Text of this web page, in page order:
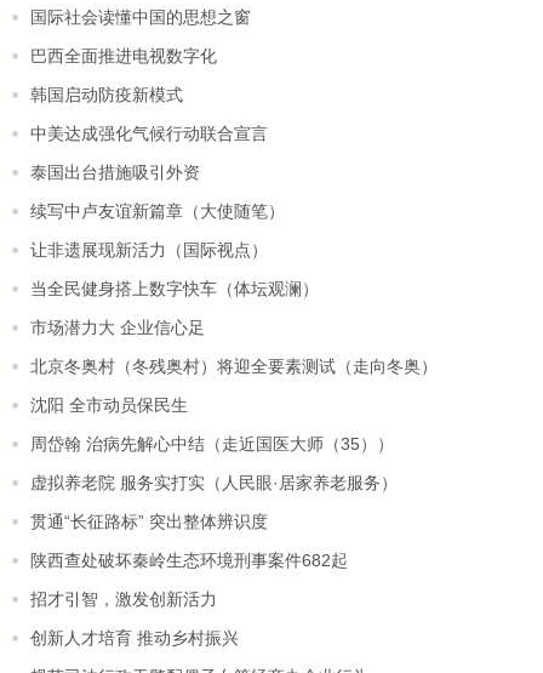
国际社会读懂中国的思想之窗
巴西全面推进电视数字化
韩国启动防疫新模式
中美达成强化气候行动联合宣言
泰国出台措施吸引外资
续写中卢友谊新篇章（大使随笔）
让非遗展现新活力（国际视点）
当全民健身搭上数字快车（体坛观澜）
市场潜力大 企业信心足
北京冬奥村（冬残奥村）将迎全要素测试（走向冬奥）
沈阳 全市动员保民生
周岱翰 治病先解心中结（走近国医大师（35））
虚拟养老院 服务实打实（人民眼·居家养老服务）
贯通“长征路标” 突出整体辨识度
陕西查处破坏秦岭生态环境刑事案件682起
招才引智，激发创新活力
创新人才培育 推动乡村振兴